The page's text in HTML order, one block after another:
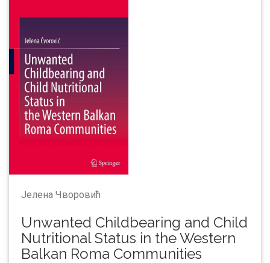
Јелена Чворовић
Unwanted Childbearing and Child
Nutritional Status in the Western
Balkan Roma Communities